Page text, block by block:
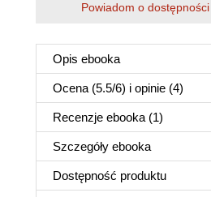
Powiadom o
Opis ebooka
Ocena (5.5/6) i opinie (4)
Recenzje ebooka (1)
Szczegóły ebooka
Dostępność produktu